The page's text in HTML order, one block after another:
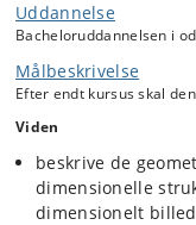
ekscentriske optagelser i
undervisningen ligger på
røntgenoptagelser
normalanatomi samt
projektionslære og
Uddannelse
Bacheloruddannelsen i
Målbeskrivelse
Efter endt kursus skal
Viden
beskrive de
dimensionelle
dimensionelt